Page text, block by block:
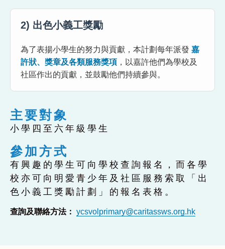
2) 出色小義工獎勵
為了表揚小學生的努力與貢獻，本計劃每年派發 嘉
許狀、獎章及各類服務獎項 ，以嘉許他們為學校及
社區作出的貢獻，並鼓勵他們持續參與。
主要對象
小學四至六年級學生
參加方式
有興趣的學生可向學校查詢報名，而各學
校亦可向明愛青少年及社區服務索取「出
色小義工獎勵計劃」的報名表格。
查詢及聯絡方法： ycsvolprimary@caritassws.org.hk